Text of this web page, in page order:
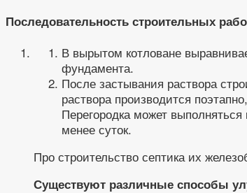
Последовательность строительных
В вырытом котловане
фундамента.
После застывания раствора
раствора производится
Перегородка может
менее суток.
Про строительство септика их
Существуют различные способы